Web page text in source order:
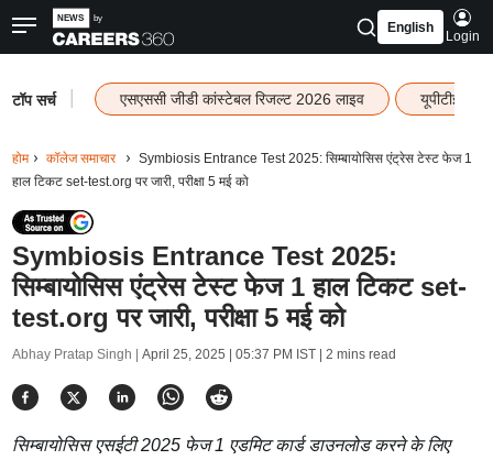
English
Login
टॉप सर्च एसएससी जीडी कांस्टेबल रिजल्ट 2026 लाइव यूपीटीईटी
होम कॉलेज समाचार
Symbiosis Entrance Test 2025: सिम्बायोसिस एंट्रेस टेस्ट फेज 1
हाल टिकट set-test.org पर जारी, परीक्षा 5 मई को
Symbiosis Entrance Test 2025:
सिम्बायोसिस एंट्रेस टेस्ट फेज 1 हाल टिकट set-
test.org पर जारी, परीक्षा 5 मई को
Abhay Pratap Singh | April 25, 2025 | 05:37 PM IST| 2 mins read
सिम्बायोसिस एसईटी 2025 फेज 1 एडमिट कार्ड डाउनलोड करने के लिए